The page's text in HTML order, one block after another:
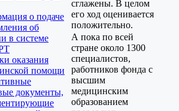
о подаче
об
в системе
оказания
помощи
документы,
сглажены. В целом
его ход оценивается
положительно.
А пока по всей
стране около 1300
специалистов,
работников фонда с
высшим
медицинским
образованием